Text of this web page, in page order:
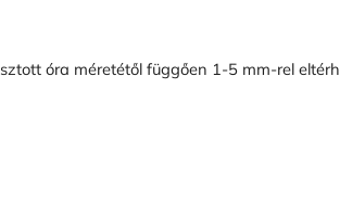
óra méretétől függően 1-5 mm-rel